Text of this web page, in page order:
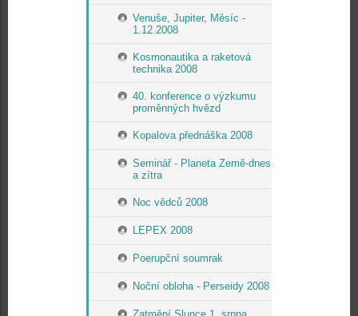
Venuše, Jupiter, Měsíc -
1.12.2008
Kosmonautika a raketová
technika 2008
40. konference o výzkumu
proměnných hvězd
Kopalova přednáška 2008
Seminář - Planeta Země-dnes
a zítra
Noc vědců 2008
LEPEX 2008
Poerupční soumrak
Noční obloha - Perseidy 2008